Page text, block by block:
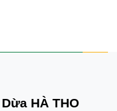
HÀ THO